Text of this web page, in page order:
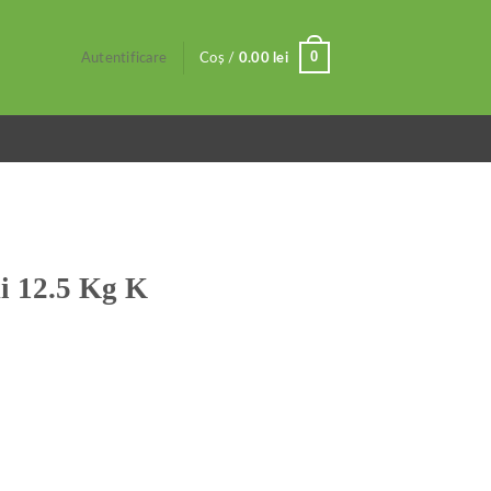
Autentificare Coș / 0.00 lei 0
12.5 Kg K